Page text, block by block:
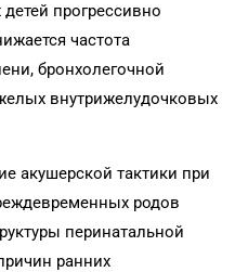
прогрессивно
частота
бронхолегочной
внутрижелудочковых
акушерской тактики при
родов
перинатальной
ранних